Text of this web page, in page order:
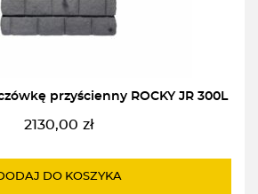
przyścienny ROCKY JR 300L
2130,00 zł
DO KOSZYKA